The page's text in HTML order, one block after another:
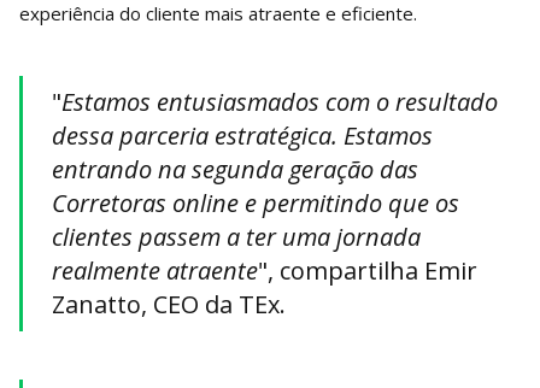
experiência do cliente mais atraente e eficiente.
"Estamos entusiasmados com o resultado
dessa parceria estratégica. Estamos
entrando na segunda geração das
Corretoras online e permitindo que os
clientes passem a ter uma jornada
realmente atraente", compartilha Emir
Zanatto, CEO da TEx.